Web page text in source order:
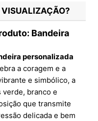
VISUALIZAÇÃO?
Bandeira
personalizada
a coragem e a
e simbólico, a
verde, branco e
que transmite
delicada e bem